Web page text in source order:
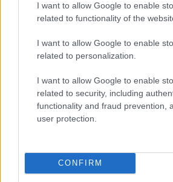
I want to allow Google to enable
related to functionality of the
I want to allow Google to enable
related to personalization.
I want to allow Google to enable
related to security, including
functionality and fraud prevention,
user protection.
CONFIRM
https://p1race.hu